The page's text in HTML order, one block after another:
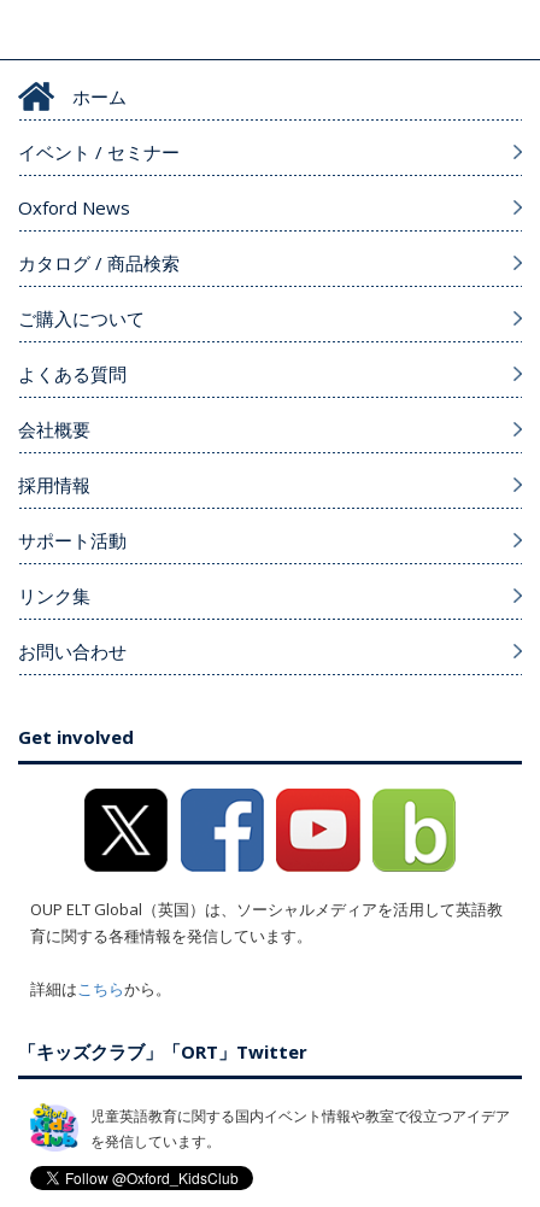
ホーム
イベント / セミナー
Oxford News
カタログ / 商品検索
ご購入について
よくある質問
会社概要
採用情報
サポート活動
リンク集
お問い合わせ
Get involved
OUP ELT Global（英国）は、ソーシャルメディアを活用して英語教
育に関する各種情報を発信しています。
詳細はこちらから。
「キッズクラブ」「ORT」Twitter
児童英語教育に関する国内イベント情報や教室で役立つアイデア
を発信しています。